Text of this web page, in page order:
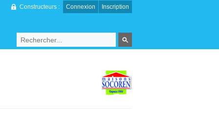
Constructeurs : Connexion Inscription